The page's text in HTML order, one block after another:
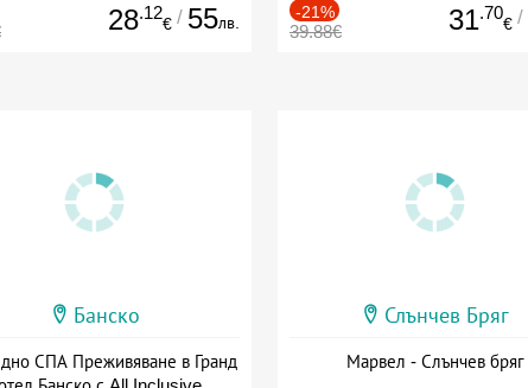
28.12
€ / 55лв.
-21%
39.88€ 31.70
€ /
Банско
СПА Преживяване в Гранд
Слънчев Бряг
Марвел - Слънчев бряг